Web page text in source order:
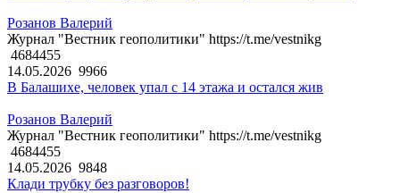
Розанов Валерий
Журнал "Вестник геополитики" https://t.me/vestnikg
4684455
14.05.2026 9966
В Балашихе, человек упал с 14 этажа и остался жив
Розанов Валерий
Журнал "Вестник геополитики" https://t.me/vestnikg
4684455
14.05.2026 9848
Клади трубку без разговоров!